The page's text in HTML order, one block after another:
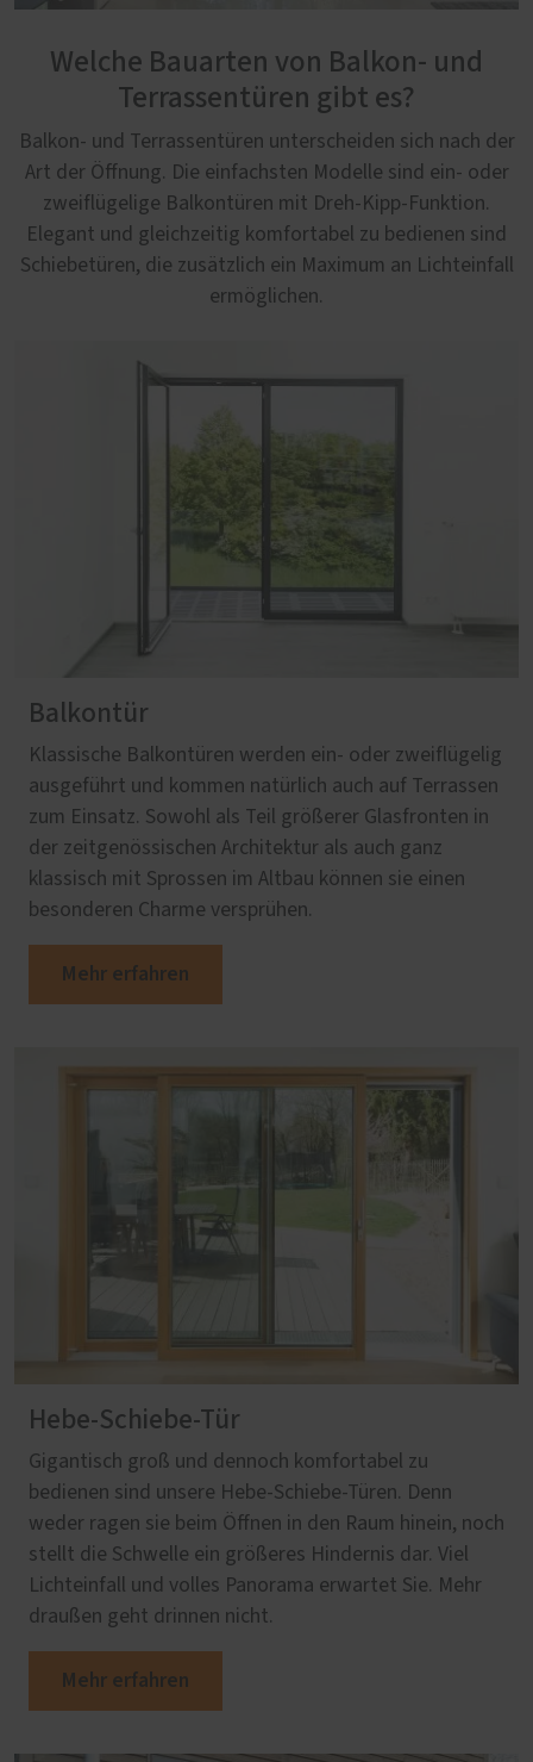
Welche Bauarten von Balkon- und
Terrassentüren gibt es?
Balkon- und Terrassentüren unterscheiden sich nach der
Art der Öffnung. Die einfachsten Modelle sind ein- oder
zweiflügelige Balkontüren mit Dreh-Kipp-Funktion.
Elegant und gleichzeitig komfortabel zu bedienen sind
Schiebetüren, die zusätzlich ein Maximum an Lichteinfall
ermöglichen.
Balkontür
Klassische Balkontüren werden ein- oder zweiflügelig
ausgeführt und kommen natürlich auch auf Terrassen
zum Einsatz. Sowohl als Teil größerer Glasfronten in
der zeitgenössischen Architektur als auch ganz
klassisch mit Sprossen im Altbau können sie einen
besonderen Charme versprühen.
Mehr erfahren
Hebe-Schiebe-Tür
Gigantisch groß und dennoch komfortabel zu
bedienen sind unsere Hebe-Schiebe-Türen. Denn
weder ragen sie beim Öffnen in den Raum hinein, noch
stellt die Schwelle ein größeres Hindernis dar. Viel
Lichteinfall und volles Panorama erwartet Sie. Mehr
draußen geht drinnen nicht.
Mehr erfahren